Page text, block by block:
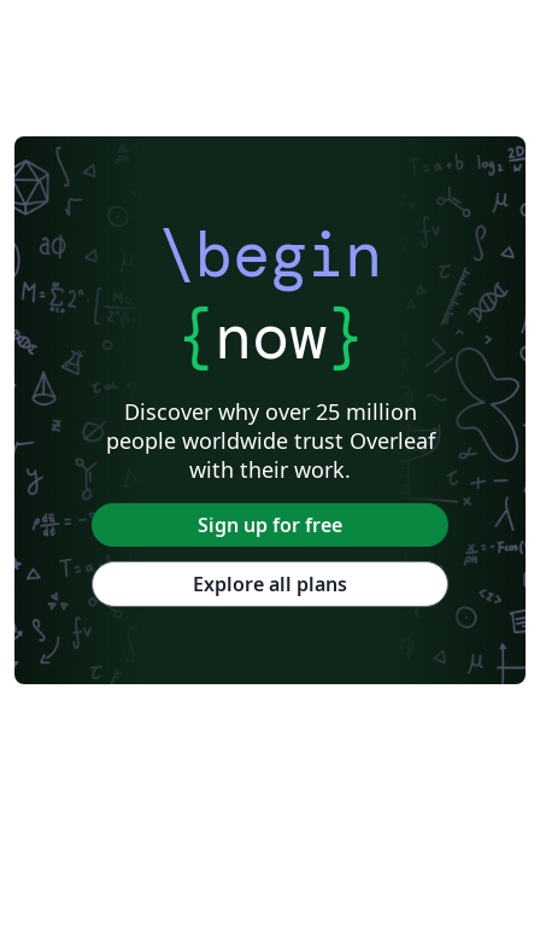
\begin
{now}
Discover why over 25 million
people worldwide trust Overleaf
with their work.
Sign up for free
Explore all plans